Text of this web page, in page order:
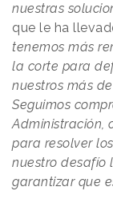
nuestras
que le ha
tenemos más
la corte para
nuestros más
Seguimos
Administración,
para resolver
nuestro desafío
garantizar que